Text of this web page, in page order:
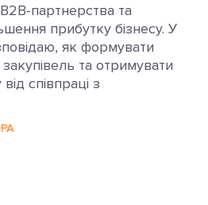
партнерства та
прибутку бізнесу. У
як формувати
та отримувати
співпраці з